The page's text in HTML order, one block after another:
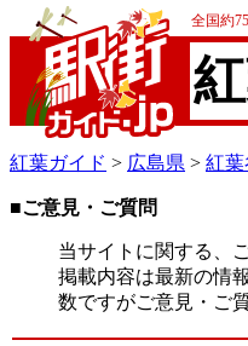
全国約
紅葉ガイド > 広島県 > 紅葉
■ご意見・ご質問
当サイトに関する、
掲載内容は最新の情
数ですがご意見・ご